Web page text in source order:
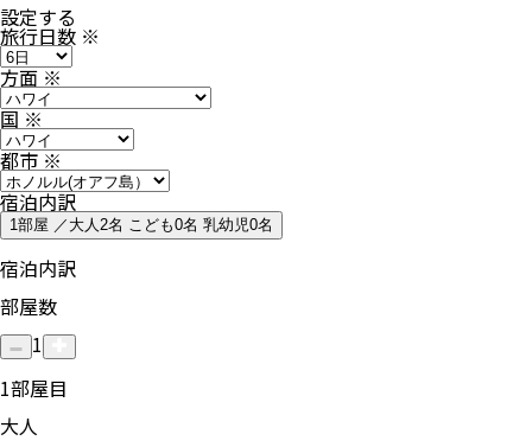
設定する
旅行日数 ※
方面※
国※
都市※
宿泊内訳
1部屋 ／大人2名 こども0名 乳幼児0名
宿泊内訳
部屋数
1
1部屋目
大人